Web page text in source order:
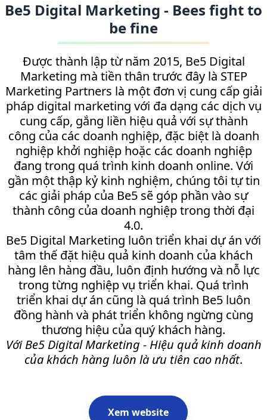
Be5 Digital Marketing - Bees fight to
be fine
Được thành lập từ năm 2015, Be5 Digital
Marketing mà tiền thân trước đây là STEP
Marketing Partners là một đơn vị cung cấp giải
pháp digital marketing với đa dạng các dịch vụ
cung cấp, gắng liền hiệu quả với sự thành
công của các doanh nghiệp, đặc biệt là doanh
nghiệp khởi nghiệp hoặc các doanh nghiệp
đang trong quá trình kinh doanh online. Với
gần một thập kỷ kinh nghiệm, chúng tôi tự tin
các giải pháp của Be5 sẽ góp phần vào sự
thành công của doanh nghiệp trong thời đại
4.0.
Be5 Digital Marketing luôn triển khai dự án với
tâm thế đặt hiệu quả kinh doanh của khách
hàng lên hàng đầu, luôn định hướng và nỗ lực
trong từng nghiệp vụ triển khai. Quá trình
triển khai dự án cũng là quá trình Be5 luôn
đồng hành và phát triển không ngừng cùng
thương hiệu của quý khách hàng.
Với Be5 Digital Marketing - Hiệu quả kinh doanh
của khách hàng luôn là ưu tiên cao nhất.
Xem website